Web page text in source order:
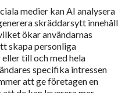
medier kan AI analysera
skräddarsytt innehåll
ökar användarnas
skapa personliga
till och med hela
specifika intressen
att ge företagen en